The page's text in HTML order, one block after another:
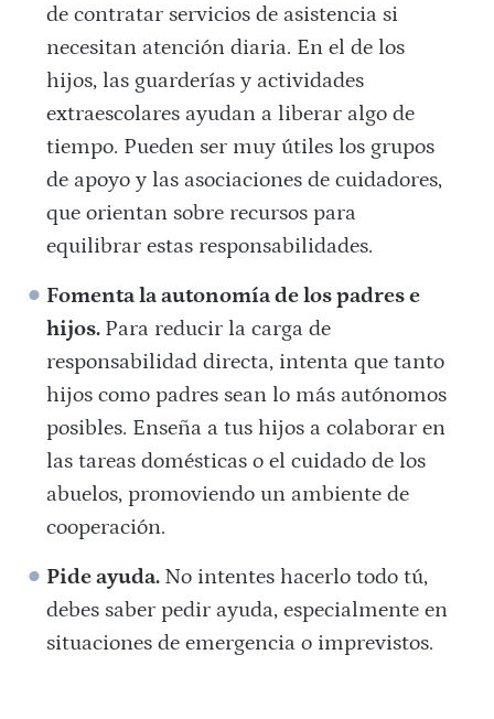
de contratar servicios de asistencia si
necesitan atención diaria. En el de los
hijos, las guarderías y actividades
extraescolares ayudan a liberar algo de
tiempo. Pueden ser muy útiles los grupos
de apoyo y las asociaciones de cuidadores,
que orientan sobre recursos para
equilibrar estas responsabilidades.
Fomenta la autonomía de los padres e
hijos. Para reducir la carga de
responsabilidad directa, intenta que tanto
hijos como padres sean lo más autónomos
posibles. Enseña a tus hijos a colaborar en
las tareas domésticas o el cuidado de los
abuelos, promoviendo un ambiente de
cooperación.
Pide ayuda. No intentes hacerlo todo tú,
debes saber pedir ayuda, especialmente en
situaciones de emergencia o imprevistos.